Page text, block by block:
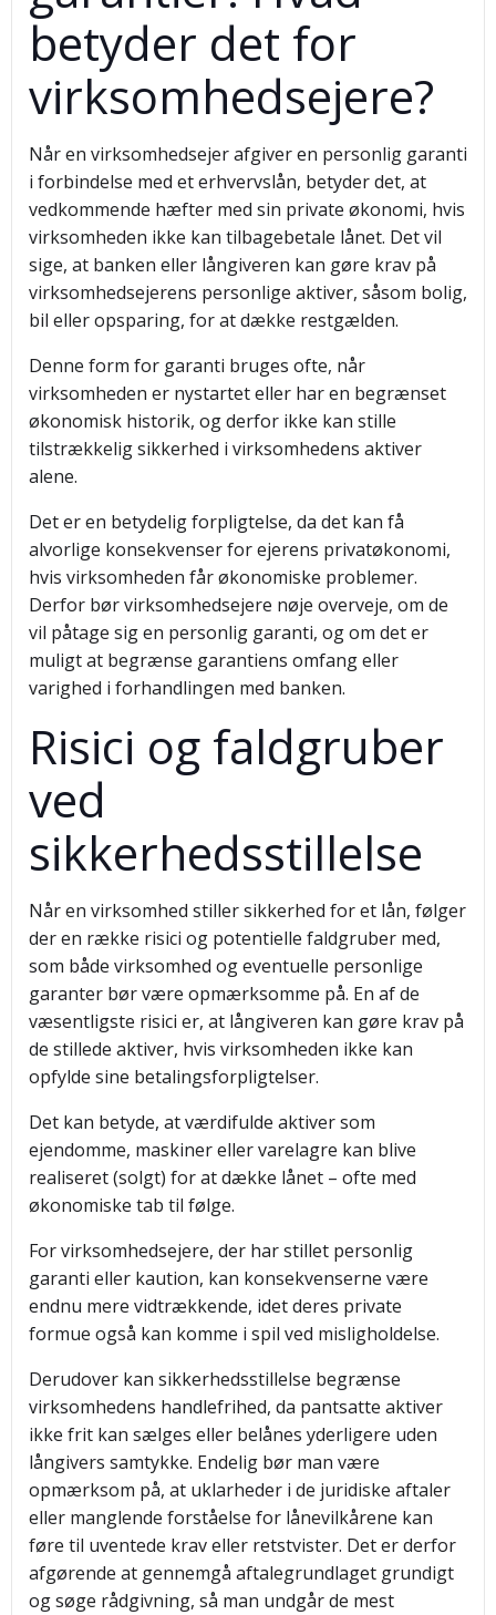
betyder det for
virksomhedsejere?
Når en virksomhedsejer afgiver en personlig garanti
i forbindelse med et erhvervslån, betyder det, at
vedkommende hæfter med sin private økonomi, hvis
virksomheden ikke kan tilbagebetale lånet. Det vil
sige, at banken eller långiveren kan gøre krav på
virksomhedsejerens personlige aktiver, såsom bolig,
bil eller opsparing, for at dække restgælden.
Denne form for garanti bruges ofte, når
virksomheden er nystartet eller har en begrænset
økonomisk historik, og derfor ikke kan stille
tilstrækkelig sikkerhed i virksomhedens aktiver
alene.
Det er en betydelig forpligtelse, da det kan få
alvorlige konsekvenser for ejerens privatøkonomi,
hvis virksomheden får økonomiske problemer.
Derfor bør virksomhedsejere nøje overveje, om de
vil påtage sig en personlig garanti, og om det er
muligt at begrænse garantiens omfang eller
varighed i forhandlingen med banken.
Risici og faldgruber
ved
sikkerhedsstillelse
Når en virksomhed stiller sikkerhed for et lån, følger
der en række risici og potentielle faldgruber med,
som både virksomhed og eventuelle personlige
garanter bør være opmærksomme på. En af de
væsentligste risici er, at långiveren kan gøre krav på
de stillede aktiver, hvis virksomheden ikke kan
opfylde sine betalingsforpligtelser.
Det kan betyde, at værdifulde aktiver som
ejendomme, maskiner eller varelagre kan blive
realiseret (solgt) for at dække lånet – ofte med
økonomiske tab til følge.
For virksomhedsejere, der har stillet personlig
garanti eller kaution, kan konsekvenserne være
endnu mere vidtrækkende, idet deres private
formue også kan komme i spil ved misligholdelse.
Derudover kan sikkerhedsstillelse begrænse
virksomhedens handlefrihed, da pantsatte aktiver
ikke frit kan sælges eller belånes yderligere uden
långivers samtykke. Endelig bør man være
opmærksom på, at uklarheder i de juridiske aftaler
eller manglende forståelse for lånevilkårene kan
føre til uventede krav eller retstvister. Det er derfor
afgørende at gennemgå aftalegrundlaget grundigt
og søge rådgivning, så man undgår de mest